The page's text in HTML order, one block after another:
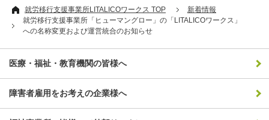
就労移行支援事業所LITALICOワークス TOP
新着情報
就労移行支援事業所「ヒューマングロー」の「LITALICOワークス」
への名称変更および運営統合のお知らせ
医療・福祉・教育機関の皆様へ
障害者雇用をお考えの企業様へ